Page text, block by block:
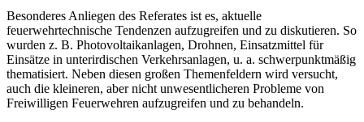
Besonderes Anliegen des Referates ist es, aktuelle
feuerwehrtechnische Tendenzen aufzugreifen und zu diskutieren. So
wurden z. B. Photovoltaikanlagen, Drohnen, Einsatzmittel für
Einsätze in unterirdischen Verkehrsanlagen, u. a. schwerpunktmäßig
thematisiert. Neben diesen großen Themenfeldern wird versucht,
auch die kleineren, aber nicht unwesentlicheren Probleme von
Freiwilligen Feuerwehren aufzugreifen und zu behandeln.